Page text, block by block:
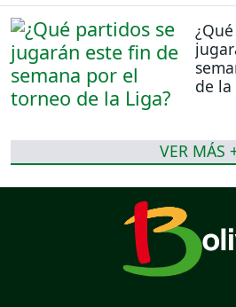
de la
VER MÁS